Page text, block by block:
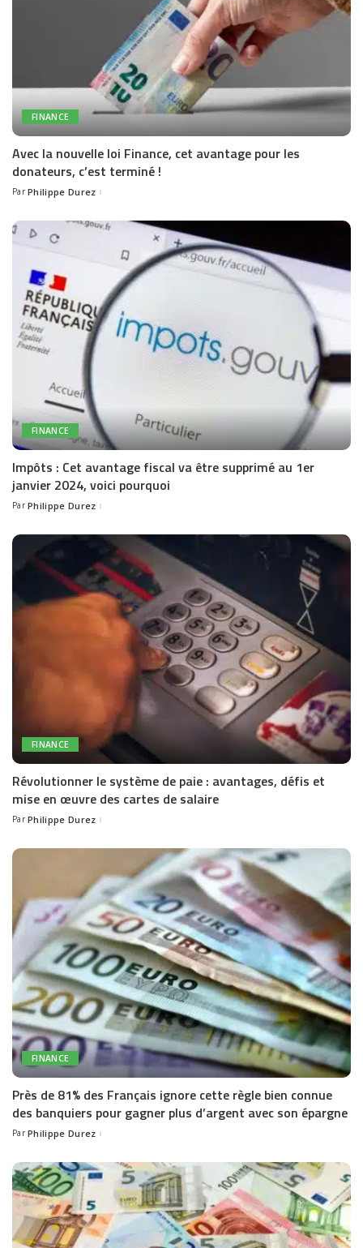
FINANCE
Avec la nouvelle loi Finance, cet avantage pour les
donateurs, c’est terminé !
Posted
Par Philippe Durez
FINANCE
Impôts : Cet avantage fiscal va être supprimé au 1er
janvier 2024, voici pourquoi
Posted
Par Philippe Durez
FINANCE
Révolutionner le système de paie : avantages, défis et
mise en œuvre des cartes de salaire
Posted
Par Philippe Durez
FINANCE
Près de 81% des Français ignore cette règle bien connue
des banquiers pour gagner plus d’argent avec son épargne
Posted
Par Philippe Durez